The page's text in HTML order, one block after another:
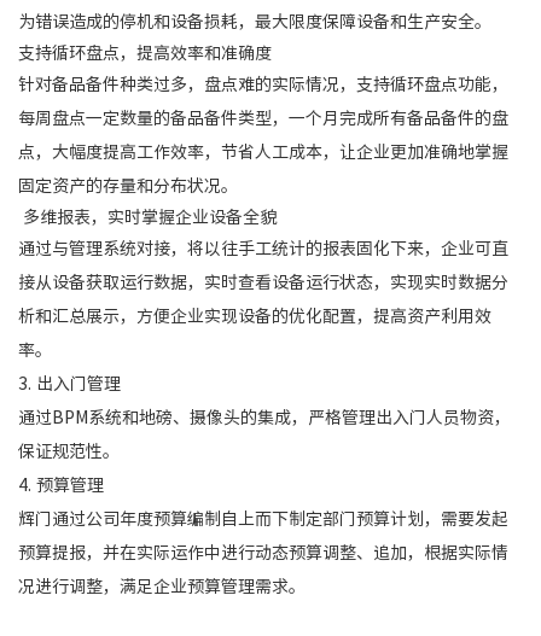
为错误造成的停机和设备损耗，最大限度保障设备和生产安全。
支持循环盘点，提高效率和准确度
针对备品备件种类过多，盘点难的实际情况，支持循环盘点功能，
每周盘点一定数量的备品备件类型，一个月完成所有备品备件的盘
点，大幅度提高工作效率，节省人工成本，让企业更加准确地掌握
固定资产的存量和分布状况。
多维报表，实时掌握企业设备全貌
通过与管理系统对接，将以往手工统计的报表固化下来，企业可直
接从设备获取运行数据，实时查看设备运行状态，实现实时数据分
析和汇总展示，方便企业实现设备的优化配置，提高资产利用效
率。
3. 出入门管理
通过BPM系统和地磅、摄像头的集成，严格管理出入门人员物资，
保证规范性。
4. 预算管理
辉门通过公司年度预算编制自上而下制定部门预算计划，需要发起
预算提报，并在实际运作中进行动态预算调整、追加，根据实际情
况进行调整，满足企业预算管理需求。